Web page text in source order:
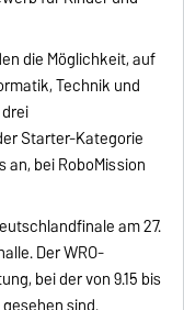
die Möglichkeit, auf
Technik und
Starter-Kategorie
bei RoboMission
am 27.
Der WRO-
bei der von 9.15 bis